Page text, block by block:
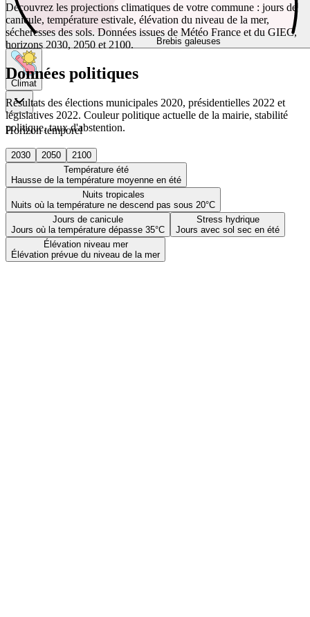
Brebis galeuses
Climat
Horizon temporel
2030 2050
2100
Température été
Hausse de la température moyenne en été
Nuits tropicales
Nuits où la température ne descend pas sous 20°C
Jours de canicule
Jours où la température dépasse 35°C
Stress hydrique
Jours avec sol sec en été
Élévation niveau mer
Élévation prévue du niveau de la mer
Découvrez les projections climatiques de votre commune : jours de
canicule, température estivale, élévation du niveau de la mer,
sécheresses des sols. Données issues de Météo France et du GIEC,
horizons 2030, 2050 et 2100.
Données politiques
Résultats des élections municipales 2020, présidentielles 2022 et
législatives 2022. Couleur politique actuelle de la mairie, stabilité
politique, taux d'abstention.